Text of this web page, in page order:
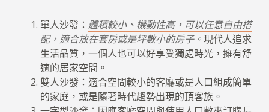
單人沙發： 體積較小、機動性高，可以任意自由搭
配，適合放在套房或是坪數小的房子。現代人追求
生活品質，一個人也可以好享受獨處時光，擁有舒
適的居家空間。
雙人沙發：適合空間較小的客廳或是人口組成簡單
的家庭，或是隨著時代趨勢出現的頂客族。